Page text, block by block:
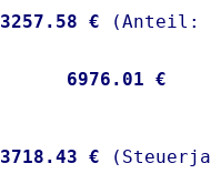
3257.58 €
6976.01 €
3718.43 €